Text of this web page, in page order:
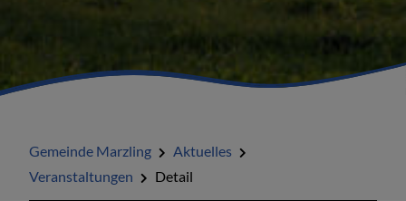
Gemeinde Marzling
Aktuelles
Veranstaltungen
Detail